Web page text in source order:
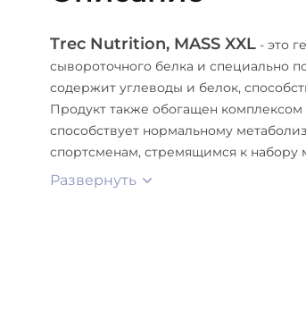
Trec Nutrition, MASS XXL - это
сывороточного белка и специально
содержит углеводы и белок,
Продукт также обогащен
способствует нормальному
спортсменам, стремящимся к
Развернуть